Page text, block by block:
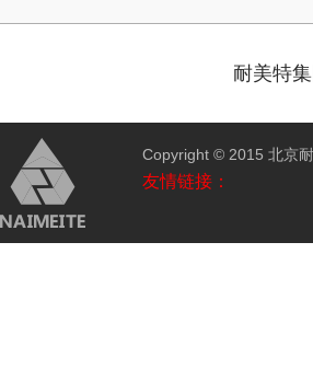
耐美特
Copyright © 2015 北
友情链接：